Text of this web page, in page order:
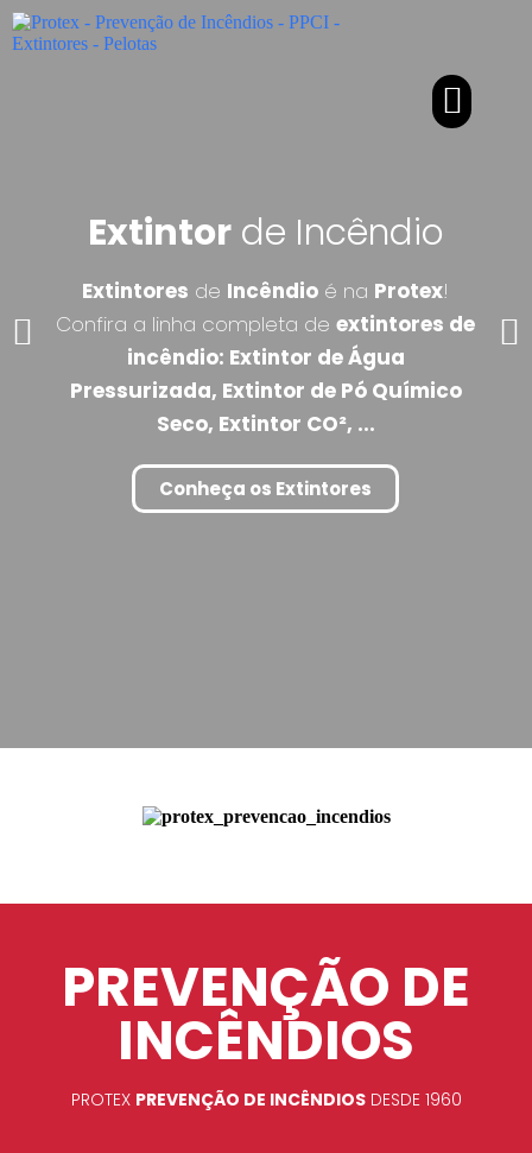
P
u
e
ú
Extintorde Incêndio
Extintores de Incêndio é na Protex!
Confira a linha completa deextintores de
incêndio: Extintor de Água
Pressurizada, Extintor de Pó Químico
Seco, Extintor CO²​, ...
Conheça os Extintores
PREVENÇÃO DE
INCÊNDIOS
PROTEX PREVENÇÃO DE INCÊNDIOSDESDE 1960